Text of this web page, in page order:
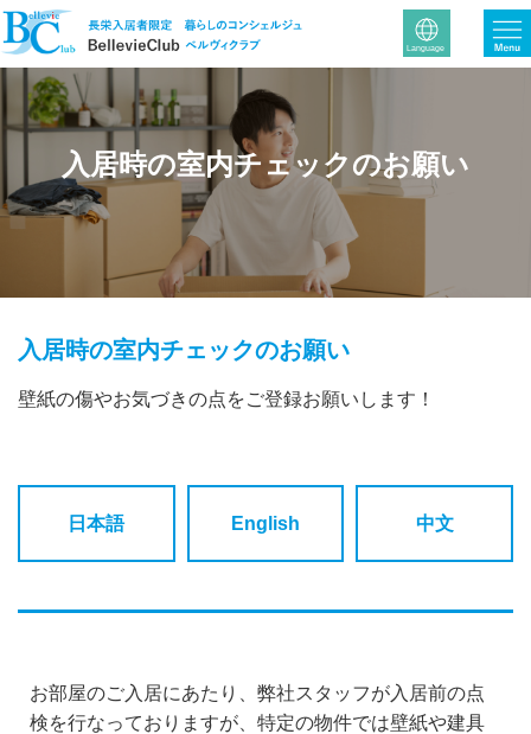
入居時の室内チェックのお願い
入居時の室内チェックのお願い
壁紙の傷やお気づきの点をご登録お願いします！
日本語 English 中文
お部屋のご入居にあたり、弊社スタッフが入居前の点
検を行なっておりますが、特定の物件では壁紙や建具